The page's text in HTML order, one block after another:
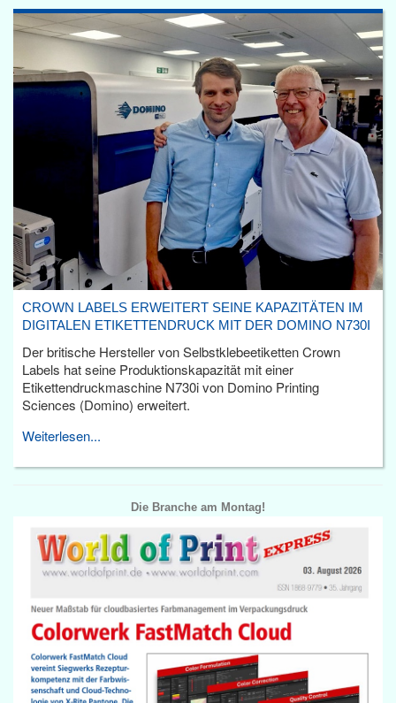
CROWN LABELS ERWEITERT SEINE KAPAZITÄTEN IM
DIGITALEN ETIKETTENDRUCK MIT DER DOMINO N730I
Der britische Hersteller von Selbstklebeetiketten Crown
Labels hat seine Produktionskapazität mit einer
Etikettendruckmaschine N730i von Domino Printing
Sciences (Domino) erweitert.
Weiterlesen...
Die Branche am Montag!